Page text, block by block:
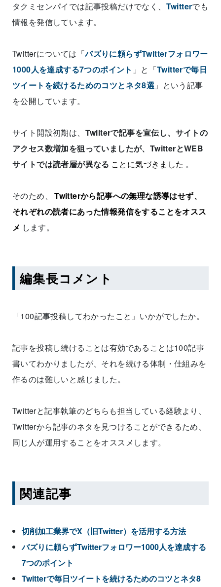
タクミセンパイでは記事投稿だけでなく、 Twitterでも
情報を発信しています。
Twitterについては「バズりに頼らずTwitterフォロワー
1000人を達成する7つのポイント 」と「Twitterで毎日
ツイートを続けるためのコツとネタ8選 」という記事
を公開しています。
サイト開設初期は、 Twiiterで記事を宣伝し、サイトの
アクセス数増加を狙っていましたが、TwitterとWEB
サイトでは読者層が異なる ことに気づきました 。
そのため、
Twitterから記事への無理な誘導はせず、
それぞれの読者にあった情報発信をすることをオスス
メ します。
編集長コメント
「100記事投稿してわかったこと」いかがでしたか。
記事を投稿し続けることは有効であることは100記事
書いてわかりましたが、それを続ける体制・仕組みを
作るのは難しいと感じました。
Twitterと記事執筆のどちらも担当している経験より、
Twitterから記事のネタを見つけることができるため、
同じ人が運用することをオススメします。
関連記事
切削加工業界でX（旧Twitter）を活用する方法
バズりに頼らずTwitterフォロワー1000人を達成する
7つのポイント
Twitterで毎日ツイートを続けるためのコツとネタ8